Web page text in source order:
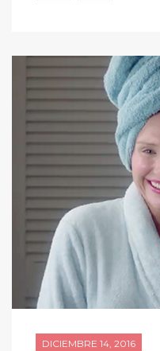
DICIEMBRE 14, 2016